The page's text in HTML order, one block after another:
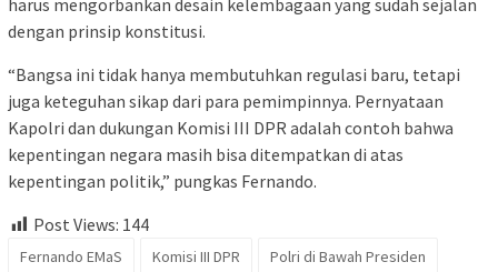
harus mengorbankan desain kelembagaan yang sudah sejalan
dengan prinsip konstitusi.
“Bangsa ini tidak hanya membutuhkan regulasi baru, tetapi
juga keteguhan sikap dari para pemimpinnya. Pernyataan
Kapolri dan dukungan Komisi III DPR adalah contoh bahwa
kepentingan negara masih bisa ditempatkan di atas
kepentingan politik,” pungkas Fernando.
Post Views: 144
Fernando EMaS Komisi III DPR
Polri di Bawah Presiden